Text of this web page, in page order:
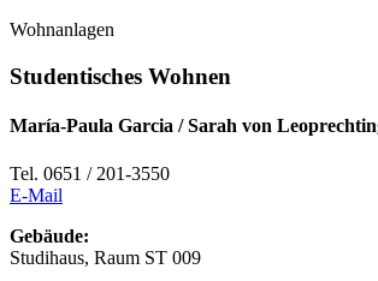
Wohnanlagen
Studentisches Wohnen
María-Paula Garcia / Sarah von
Tel. 0651 / 201-3550
E-Mail
Gebäude:
Studihaus, Raum ST 009